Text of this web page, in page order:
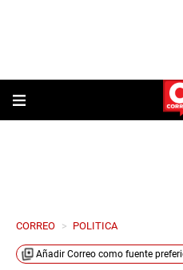
CORREO > POLITICA
Añadir Correo como fuente